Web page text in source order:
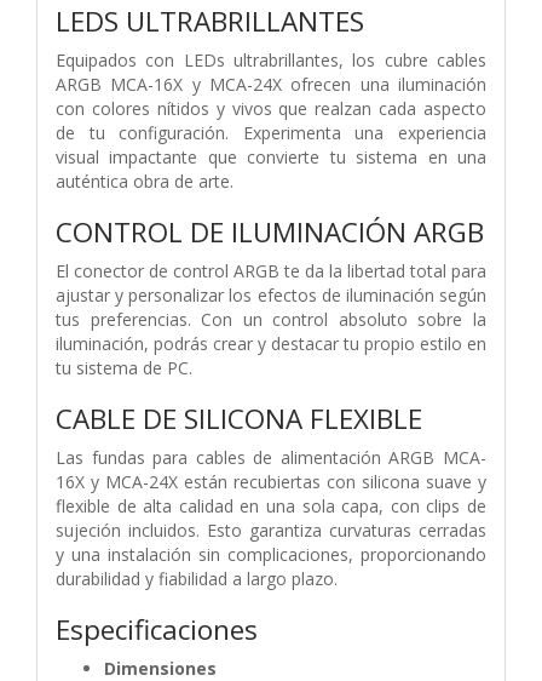
LEDS ULTRABRILLANTES
Equipados con LEDs ultrabrillantes, los cubre cables
ARGB MCA-16X y MCA-24X ofrecen una iluminación
con colores nítidos y vivos que realzan cada aspecto
de tu configuración. Experimenta una experiencia
visual impactante que convierte tu sistema en una
auténtica obra de arte.
CONTROL DE ILUMINACIÓN ARGB
El conector de control ARGB te da la libertad total para
ajustar y personalizar los efectos de iluminación según
tus preferencias. Con un control absoluto sobre la
iluminación, podrás crear y destacar tu propio estilo en
tu sistema de PC.
CABLE DE SILICONA FLEXIBLE
Las fundas para cables de alimentación ARGB MCA-
16X y MCA-24X están recubiertas con silicona suave y
flexible de alta calidad en una sola capa, con clips de
sujeción incluidos. Esto garantiza curvaturas cerradas
y una instalación sin complicaciones, proporcionando
durabilidad y fiabilidad a largo plazo.
Especificaciones
Dimensiones